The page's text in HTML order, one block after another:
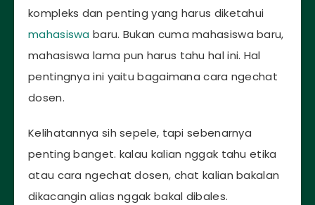
kompleks dan penting yang harus diketahui
mahasiswabaru. Bukan cuma mahasiswa baru,
mahasiswa lama pun harus tahu hal ini. Hal
pentingnya ini yaitu bagaimana cara ngechat
dosen.
Kelihatannya sih sepele, tapi sebenarnya
penting banget. kalau kalian nggak tahu etika
atau cara ngechat dosen, chat kalian bakalan
dikacangin alias nggak bakal dibales.